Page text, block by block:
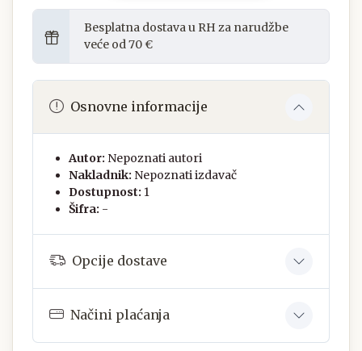
Besplatna dostava u RH za narudžbe
veće od 70 €
Osnovne informacije
Autor: Nepoznati autori
Nakladnik: Nepoznati izdavač
Dostupnost: 1
Šifra: -
Opcije dostave
Načini plaćanja